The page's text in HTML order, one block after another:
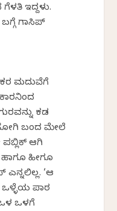
ಇದ್ದಳು.
ಗಾಸಿಪ್‌
ಮದುವೆಗೆ
ಕಡ
ಬಂದ ಮೇಲೆ
ಆಗಿ
ಹಾಗೂ ಹೀಗೂ
‘ಆ
ಒಳ್ಳೆಯ ಪಾಠ
ಒಳಗೆ